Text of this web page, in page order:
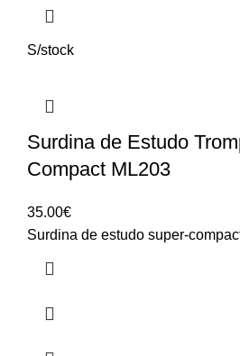
S/stock
Surdina de Estudo
Compact ML203
35.00€
Surdina de estudo super-